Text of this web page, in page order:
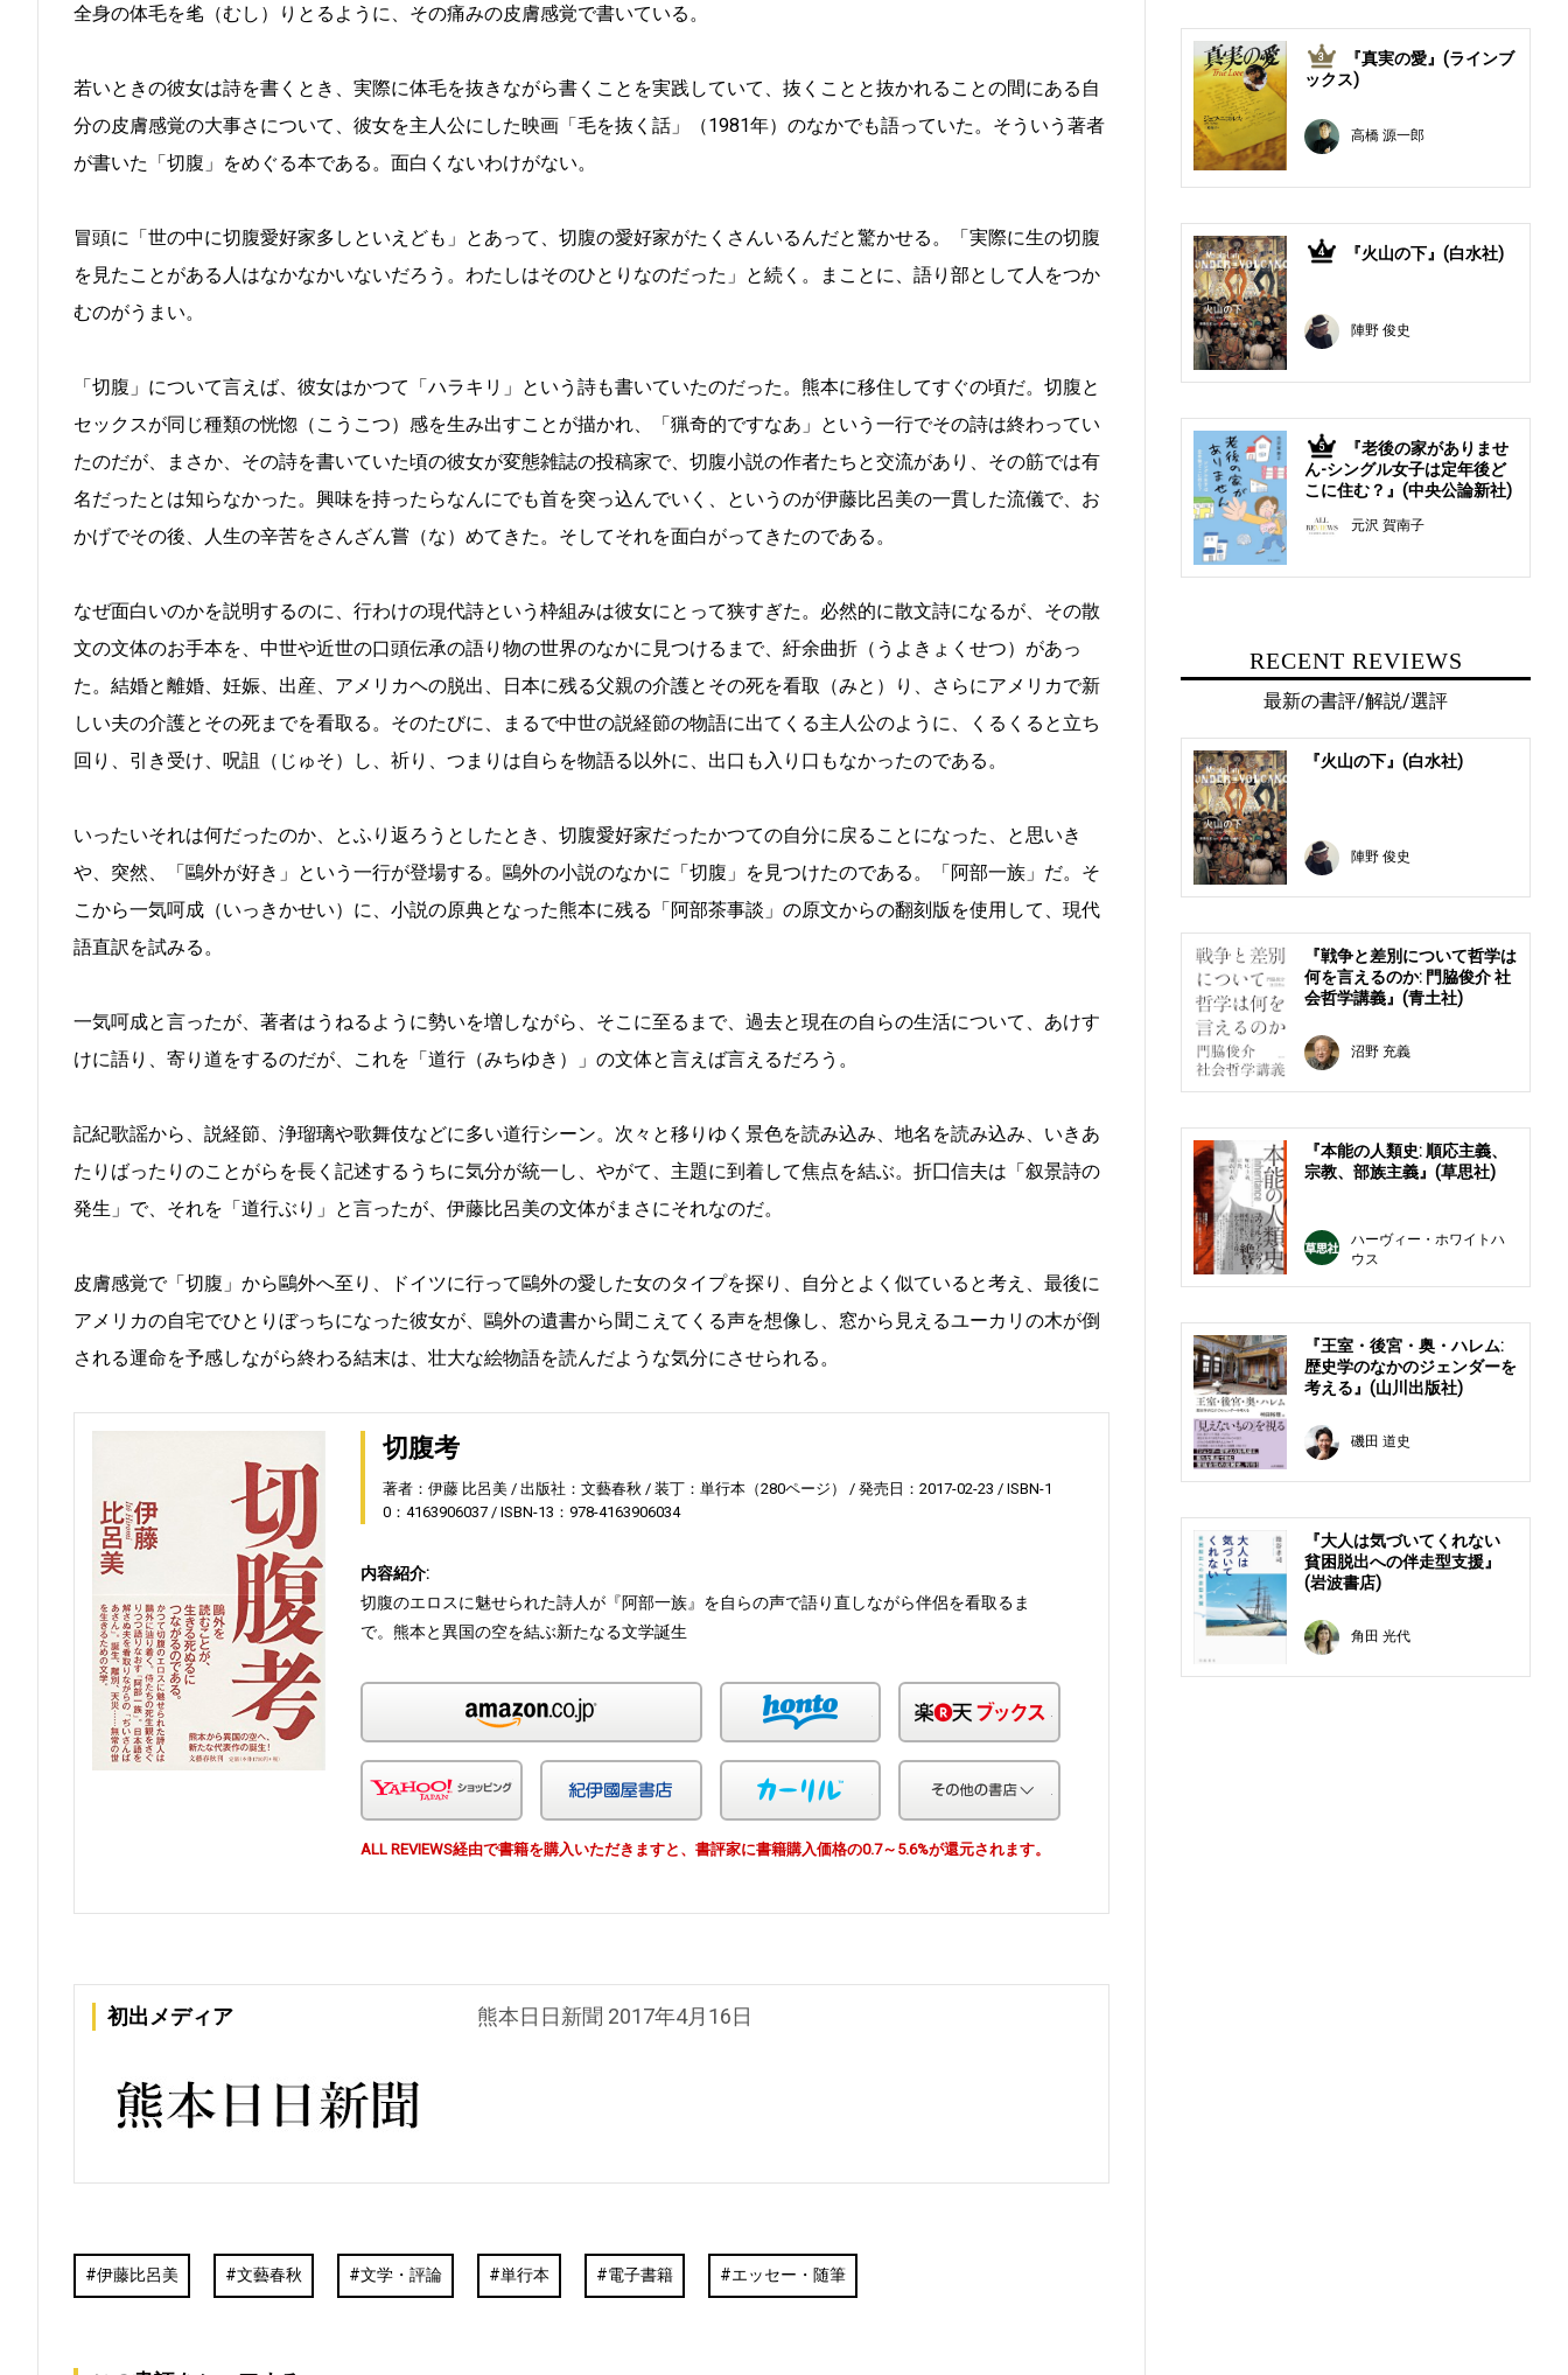
全身の体毛を毟（むし）りとるように、その痛みの皮膚感覚で書いている。
若いときの彼女は詩を書くとき、実際に体毛を抜きながら書くことを実践していて、抜くことと抜かれることの間にある自
分の皮膚感覚の大事さについて、彼女を主人公にした映画「毛を抜く話」（1981年）のなかでも語っていた。そういう著者
が書いた「切腹」をめぐる本である。面白くないわけがない。
冒頭に「世の中に切腹愛好家多しといえども」とあって、切腹の愛好家がたくさんいるんだと驚かせる。「実際に生の切腹
を見たことがある人はなかなかいないだろう。わたしはそのひとりなのだった」と続く。まことに、語り部として人をつか
むのがうまい。
「切腹」について言えば、彼女はかつて「ハラキリ」という詩も書いていたのだった。熊本に移住してすぐの頃だ。切腹と
セックスが同じ種類の恍惚（こうこつ）感を生み出すことが描かれ、「猟奇的ですなあ」という一行でその詩は終わってい
たのだが、まさか、その詩を書いていた頃の彼女が変態雑誌の投稿家で、切腹小説の作者たちと交流があり、その筋では有
名だったとは知らなかった。興味を持ったらなんにでも首を突っ込んでいく、というのが伊藤比呂美の一貫した流儀で、お
かげでその後、人生の辛苦をさんざん嘗（な）めてきた。そしてそれを面白がってきたのである。
なぜ面白いのかを説明するのに、行わけの現代詩という枠組みは彼女にとって狭すぎた。必然的に散文詩になるが、その散
文の文体のお手本を、中世や近世の口頭伝承の語り物の世界のなかに見つけるまで、紆余曲折（うよきょくせつ）があっ
た。結婚と離婚、妊娠、出産、アメリカヘの脱出、日本に残る父親の介護とその死を看取（みと）り、さらにアメリカで新
しい夫の介護とその死までを看取る。そのたびに、まるで中世の説経節の物語に出てくる主人公のように、くるくると立ち
回り、引き受け、呪詛（じゅそ）し、祈り、つまりは自らを物語る以外に、出口も入り口もなかったのである。
いったいそれは何だったのか、とふり返ろうとしたとき、切腹愛好家だったかつての自分に戻ることになった、と思いき
や、突然、「鷗外が好き」という一行が登場する。鷗外の小説のなかに「切腹」を見つけたのである。「阿部一族」だ。そ
こから一気呵成（いっきかせい）に、小説の原典となった熊本に残る「阿部茶事談」の原文からの翻刻版を使用して、現代
語直訳を試みる。
一気呵成と言ったが、著者はうねるように勢いを増しながら、そこに至るまで、過去と現在の自らの生活について、あけす
けに語り、寄り道をするのだが、これを「道行（みちゆき）」の文体と言えば言えるだろう。
記紀歌謡から、説経節、浄瑠璃や歌舞伎などに多い道行シーン。次々と移りゆく景色を読み込み、地名を読み込み、いきあ
たりばったりのことがらを長く記述するうちに気分が統一し、やがて、主題に到着して焦点を結ぶ。折囗信夫は「叙景詩の
発生」で、それを「道行ぶり」と言ったが、伊藤比呂美の文体がまさにそれなのだ。
皮膚感覚で「切腹」から鷗外へ至り、ドイツに行って鷗外の愛した女のタイプを探り、自分とよく似ていると考え、最後に
アメリカの自宅でひとりぼっちになった彼女が、鷗外の遺書から聞こえてくる声を想像し、窓から見えるユーカリの木が倒
される運命を予感しながら終わる結末は、壮大な絵物語を読んだような気分にさせられる。
切腹考
著者：伊藤 比呂美 出版社：文藝春秋 装丁：単行本（280ページ） 発売日：2017-02-23
ISBN-1
0：4163906037
ISBN-13：978-4163906034
内容紹介:
切腹のエロスに魅せられた詩人が『阿部一族』を自らの声で語り直しながら伴侶を看取るま
で。熊本と異国の空を結ぶ新たなる文学誕生
honto
Yahoo!ショッピング 紀伊国屋 カーリル
ALL REVIEWS経由で書籍を購入いただきますと、書評家に書籍購入価格の0.7～5.6%が還元されます。
初出メディア 熊本日日新聞 2017年4月16日
伊藤比呂美 文藝春秋 文学・評論 単行本 電子書籍 エッセー・随筆
3
『真実の愛』(ラインブ
ックス)
高橋 源一郎
4 『火山の下』(白水社)
陣野 俊史
5
『老後の家がありませ
ん-シングル女子は定年後ど
こに住む？』(中央公論新社)
元沢 賀南子
RECENT REVIEWS
最新の書評/解説/選評
『火山の下』(白水社)
陣野 俊史
『戦争と差別について哲学は
何を言えるのか: 門脇俊介 社
会哲学講義』(青土社)
沼野 充義
『本能の人類史: 順応主義、
宗教、部族主義』(草思社)
ハーヴィー・ホワイトハ
ウス
『王室・後宮・奥・ハレム:
歴史学のなかのジェンダーを
考える』(山川出版社)
磯田 道史
『大人は気づいてくれない
貧困脱出への伴走型支援』
(岩波書店)
角田 光代